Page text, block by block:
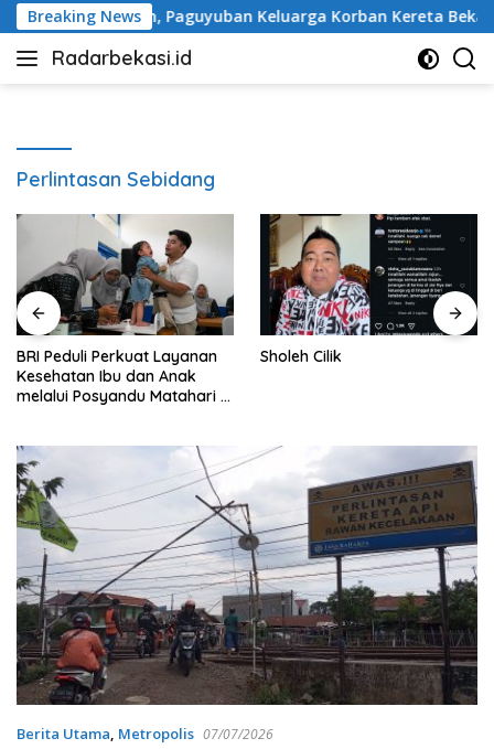
Langsung
ke
konten
Breaking NewsPaguyuban Keluarga Korban Kereta Bekasi Timur:
Radarbekasi.id
Berita
Perlintasan Sebidang
Perkuat Layanan
Ibu dan Anak
Matahari di
Sholeh Cilik
Berita Utama, Metropolis 07/07/2026